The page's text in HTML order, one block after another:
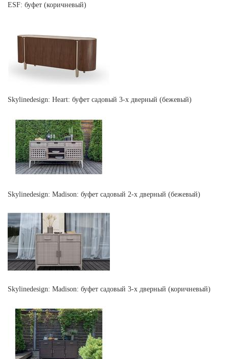
ESF: буфет (коричневый)
Skylinedesign: Heart: буфет садовый 3-х дверный (бежевый)
Skylinedesign: Madison: буфет садовый 2-х дверный (бежевый)
Skylinedesign: Madison: буфет садовый 3-х дверный (коричневый)